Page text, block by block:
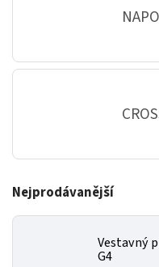
Nejprodávanější
Vestavný
G4